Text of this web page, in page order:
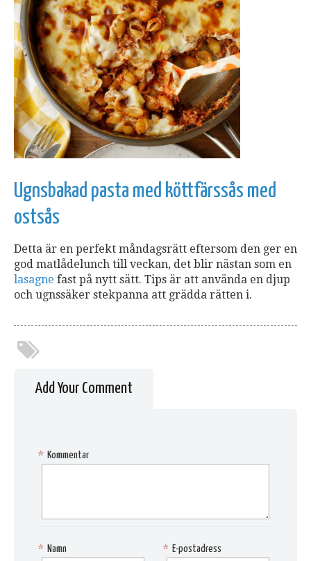
Ugnsbakad pasta med köttfärssås med
ostsås
Detta är en perfekt måndagsrätt eftersom den ger en
god matlådelunch till veckan, det blir nästan som en
lasagne fast på nytt sätt. Tips är att använda en djup
och ugnssäker stekpanna att grädda rätten i.
Add Your Comment
Kommentar
*
Namn
* E-postadress
*